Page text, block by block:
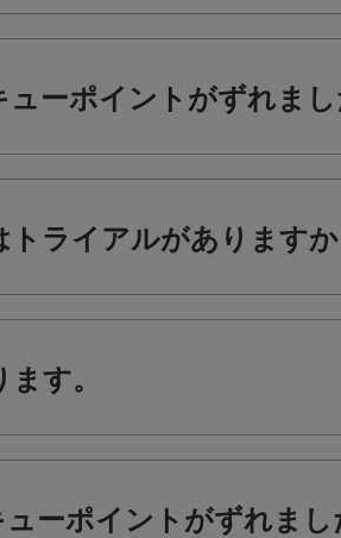
ーポイントがずれま
ライアルがあります
す。
ーポイントがずれまし